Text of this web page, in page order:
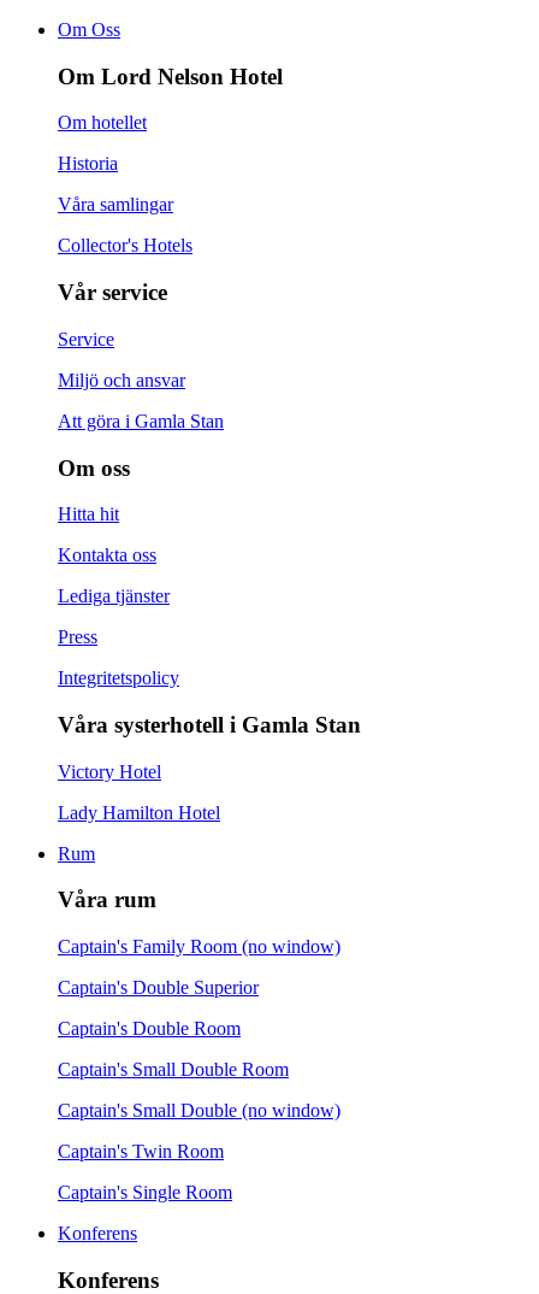
Om Oss
Om Lord Nelson Hotel
Om hotellet
Historia
Våra samlingar
Collector's Hotels
Vår service
Service
Miljö och ansvar
Att göra i Gamla Stan
Om oss
Hitta hit
Kontakta oss
Lediga tjänster
Press
Integritetspolicy
Våra systerhotell i Gamla Stan
Victory Hotel
Lady Hamilton Hotel
Rum
Våra rum
Captain's Family Room (no window)
Captain's Double Superior
Captain's Double Room
Captain's Small Double Room
Captain's Small Double (no window)
Captain's Twin Room
Captain's Single Room
Konferens
Konferens